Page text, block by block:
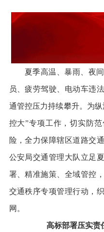
夏季高温、暴雨、夜
员、疲劳驾驶、电动车违
通管控压力持续攀升。为
控大”专项工作，切实防
险，全力保障辖区道路交
公安局交通管理大队立足
署、精准施策、全域管控
交通秩序专项管理行动，
网。
高标部署压实责